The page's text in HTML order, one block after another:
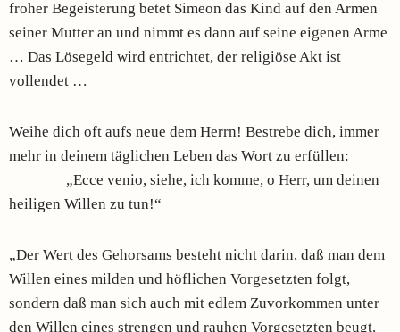
froher Begeisterung betet Simeon das Kind auf den Armen
seiner Mutter an und nimmt es dann auf seine eigenen Arme
… Das Lösegeld wird entrichtet, der religiöse Akt ist
vollendet …
Weihe dich oft aufs neue dem Herrn! Bestrebe dich, immer
mehr in deinem täglichen Leben das Wort zu erfüllen:
„Ecce venio, siehe, ich komme, o Herr, um deinen
heiligen Willen zu tun!“
„Der Wert des Gehorsams besteht nicht darin, daß man dem
Willen eines milden und höflichen Vorgesetzten folgt,
sondern daß man sich auch mit edlem Zuvorkommen unter
den Willen eines strengen und rauhen Vorgesetzten beugt.